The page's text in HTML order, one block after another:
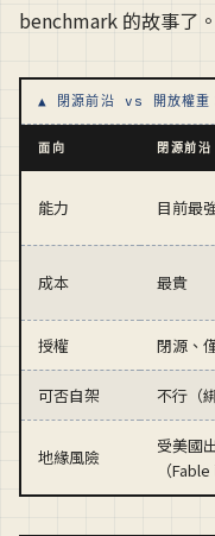
benchmark 的故事了。
▲ 閉源前沿 vs 開放權重
面向 閉源前
能力 目前最
成本 最貴
授權 閉源、
可否自架 不行（
地緣風險
受美國
（